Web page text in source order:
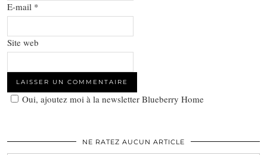
E-mail *
Site web
Oui, ajoutez moi à la newsletter Blueberry Home
NE RATEZ AUCUN ARTICLE